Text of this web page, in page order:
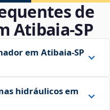
de
Atibaia‑SP
em Atibaia‑SP
hidráulicos em